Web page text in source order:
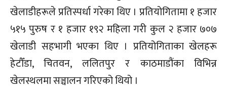
खेलाडीहरूले प्रतिस्पर्धा गरेका थिए । प्रतियोगितामा १ हजार
५१५ पुरुष र १ हजार १९२ महिला गरी कुल २ हजार ७०७
खेलाडी सहभागी भएका थिए । प्रतियोगिताका खेलहरू
हेटौँडा, चितवन, ललितपुर र काठमाडौंका विभिन्न
खेलस्थलमा सञ्चालन गरिएको थियो ।